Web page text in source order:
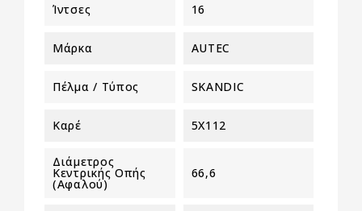
Ίντσες 16
Μάρκα AUTEC
Πέλμα / Τύπος SKANDIC
Καρέ 5X112
Διάμετρος
Κεντρικής Οπής
(αφαλού)
66,6